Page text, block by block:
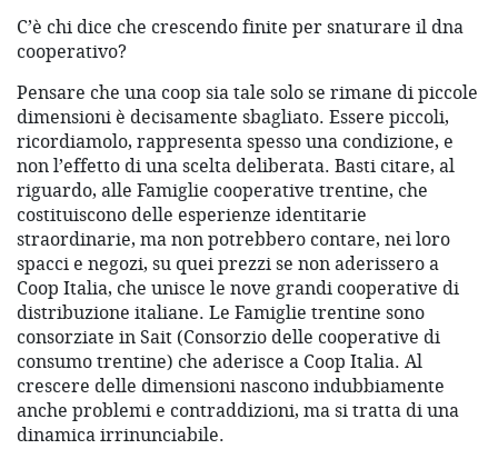
C’è chi dice che crescendo finite per snaturare il dna
cooperativo?
Pensare che una coop sia tale solo se rimane di piccole
dimensioni è decisamente sbagliato. Essere piccoli,
ricordiamolo, rappresenta spesso una condizione, e
non l’effetto di una scelta deliberata. Basti citare, al
riguardo, alle Famiglie cooperative trentine, che
costituiscono delle esperienze identitarie
straordinarie, ma non potrebbero contare, nei loro
spacci e negozi, su quei prezzi se non aderissero a
Coop Italia, che unisce le nove grandi cooperative di
distribuzione italiane. Le Famiglie trentine sono
consorziate in Sait (Consorzio delle cooperative di
consumo trentine) che aderisce a Coop Italia. Al
crescere delle dimensioni nascono indubbiamente
anche problemi e contraddizioni, ma si tratta di una
dinamica irrinunciabile.